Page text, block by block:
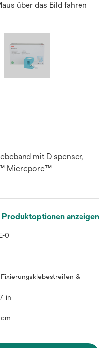
über das Bild fahren
mit Dispenser,
Micropore™
Produktoptionen anzeigen
0
& -
in